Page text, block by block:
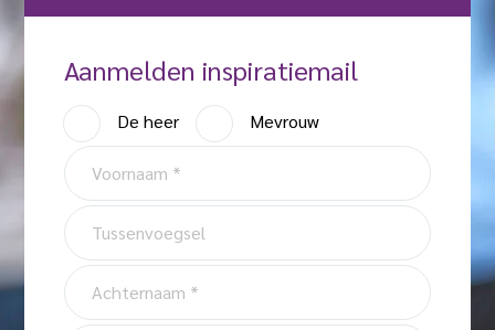
Aanmelden inspiratiemail
A
a
n
h
e
f
De heer
Mevrouw
V
o
r
a
a
T
u
s
A
c